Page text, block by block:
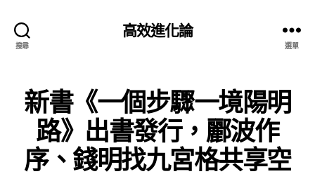
搜尋
高效進化論
選單
新書《一個步驟一境陽明
路》出書發行，酈波作
序、錢明找九宮格共享空